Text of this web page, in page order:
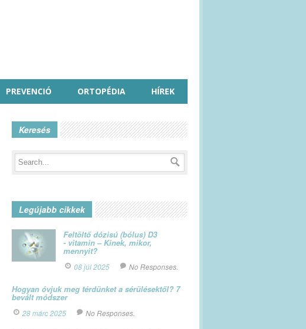
PREVENCIÓ ORTOPÉDIA HÍREK
Keresés
Legújabb cikkek
Feltöltő dózisú (bólus) D3
- vitamin – Kinek, mikor,
mennyit?
08 júl 2025 No Responses.
Hogyan óvjuk meg térdünket a sérülésektől? 7
bevált módszer
28 márc 2025 No Responses.